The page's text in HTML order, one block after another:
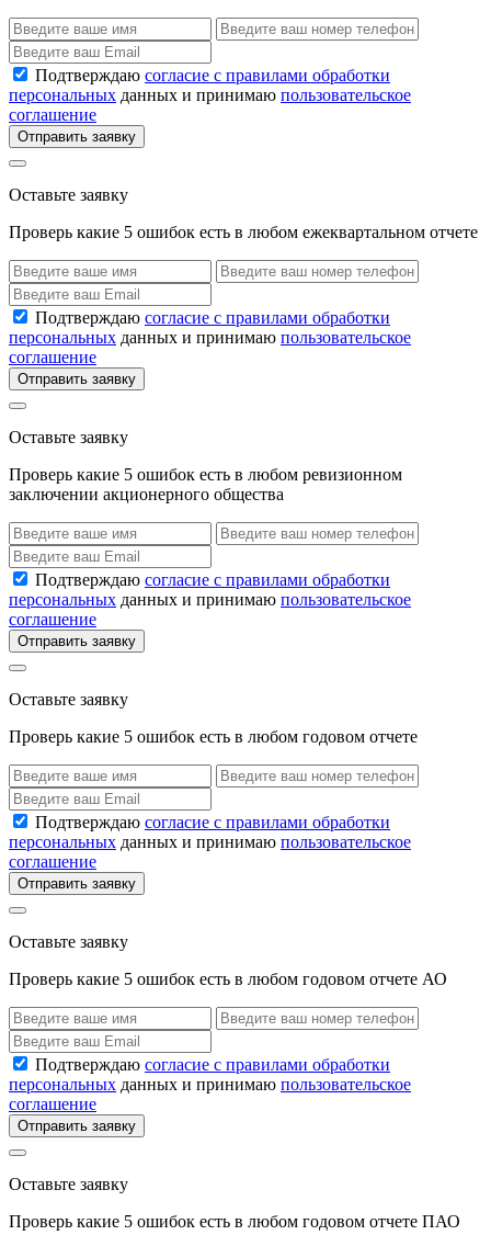
Подтверждаю согласие с правилами обработки
персональных данных и принимаю пользовательское
соглашение
Отправить заявку
Оставьте заявку
Проверь какие 5 ошибок есть в любом ежеквартальном отчете
Подтверждаю согласие с правилами обработки
персональных данных и принимаю пользовательское
соглашение
Отправить заявку
Оставьте заявку
Проверь какие 5 ошибок есть в любом ревизионном
заключении акционерного общества
Подтверждаю согласие с правилами обработки
персональных данных и принимаю пользовательское
соглашение
Отправить заявку
Оставьте заявку
Проверь какие 5 ошибок есть в любом годовом отчете
Подтверждаю согласие с правилами обработки
персональных данных и принимаю пользовательское
соглашение
Отправить заявку
Оставьте заявку
Проверь какие 5 ошибок есть в любом годовом отчете АО
Подтверждаю согласие с правилами обработки
персональных данных и принимаю пользовательское
соглашение
Отправить заявку
Оставьте заявку
Проверь какие 5 ошибок есть в любом годовом отчете ПАО